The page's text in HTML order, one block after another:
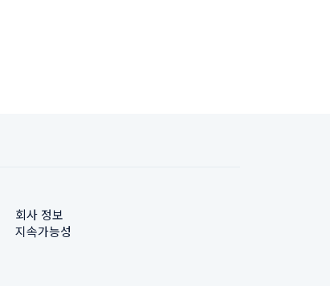
회사 정보
지속가능성